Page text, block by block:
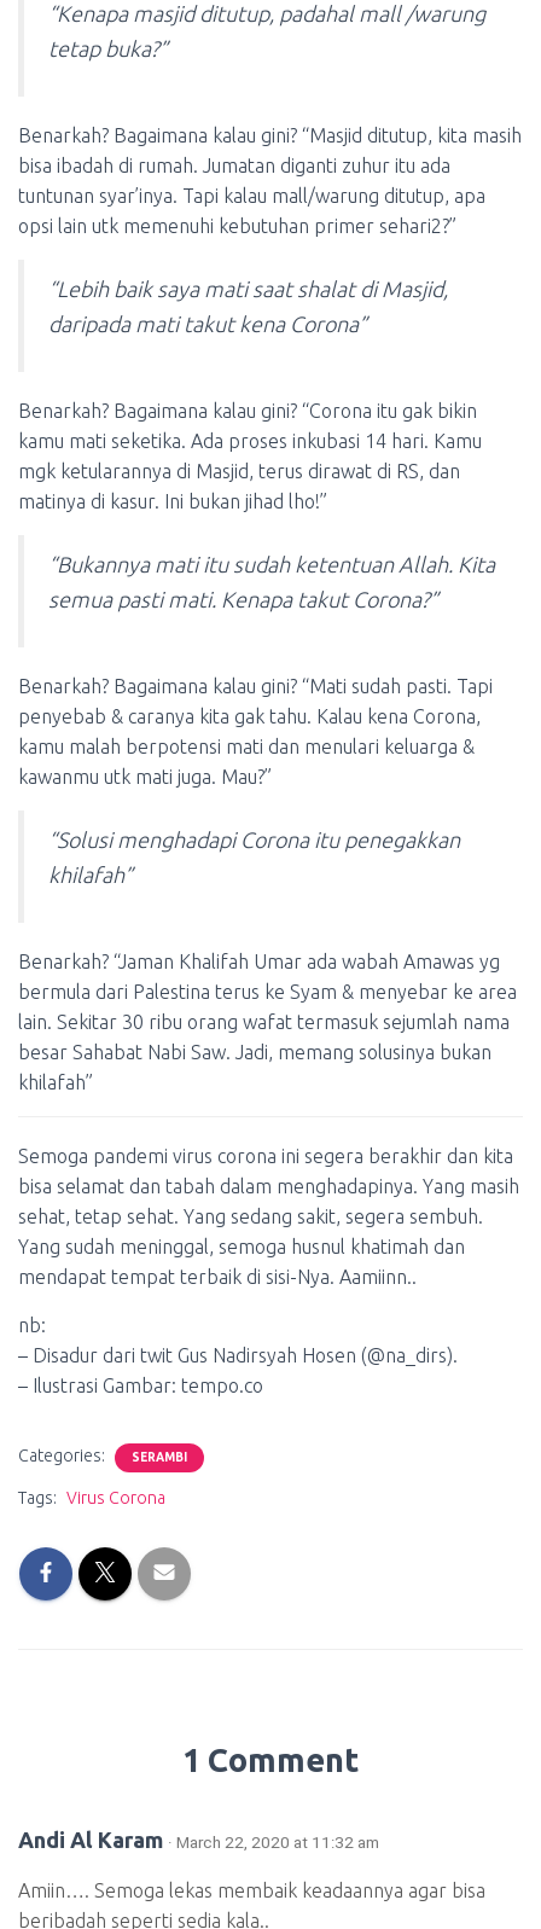
“Kenapa masjid ditutup, padahal mall /warung
tetap buka?”
Benarkah? Bagaimana kalau gini? “Masjid ditutup, kita masih
bisa ibadah di rumah. Jumatan diganti zuhur itu ada
tuntunan syar’inya. Tapi kalau mall/warung ditutup, apa
opsi lain utk memenuhi kebutuhan primer sehari2?”
“Lebih baik saya mati saat shalat di Masjid,
daripada mati takut kena Corona”
Benarkah? Bagaimana kalau gini? “Corona itu gak bikin
kamu mati seketika. Ada proses inkubasi 14 hari. Kamu
mgk ketularannya di Masjid, terus dirawat di RS, dan
matinya di kasur. Ini bukan jihad lho!”
“Bukannya mati itu sudah ketentuan Allah. Kita
semua pasti mati. Kenapa takut Corona?”
Benarkah? Bagaimana kalau gini? “Mati sudah pasti. Tapi
penyebab & caranya kita gak tahu. Kalau kena Corona,
kamu malah berpotensi mati dan menulari keluarga &
kawanmu utk mati juga. Mau?”
“Solusi menghadapi Corona itu penegakkan
khilafah”
Benarkah? “Jaman Khalifah Umar ada wabah Amawas yg
bermula dari Palestina terus ke Syam & menyebar ke area
lain. Sekitar 30 ribu orang wafat termasuk sejumlah nama
besar Sahabat Nabi Saw. Jadi, memang solusinya bukan
khilafah”
Semoga pandemi virus corona ini segera berakhir dan kita
bisa selamat dan tabah dalam menghadapinya. Yang masih
sehat, tetap sehat. Yang sedang sakit, segera sembuh.
Yang sudah meninggal, semoga husnul khatimah dan
mendapat tempat terbaik di sisi-Nya. Aamiinn..
nb:
– Disadur dari twit Gus Nadirsyah Hosen (@na_dirs).
– Ilustrasi Gambar: tempo.co
Categories: SERAMBI
Tags: Virus Corona
1 Comment
Andi Al Karam · March 22, 2020 at 11:32 am
Amiin…. Semoga lekas membaik keadaannya agar bisa
beribadah seperti sedia kala..